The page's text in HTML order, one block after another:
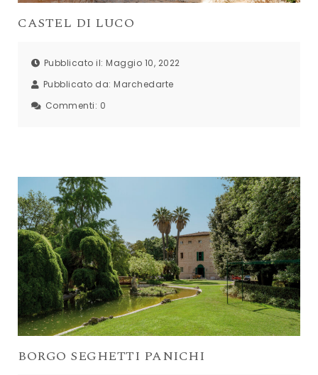
CASTEL DI LUCO
Pubblicato il: Maggio 10, 2022
Pubblicato da: Marchedarte
Commenti: 0
BORGO SEGHETTI PANICHI